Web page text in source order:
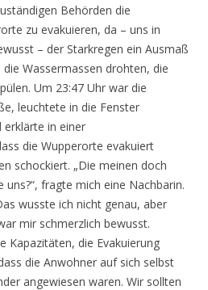
Behörden die
zu evakuieren, da – uns in
– der Starkregen ein Ausmaß
Wassermassen drohten, die
Um 23:47 Uhr war die
leuchtete in die Fenster
erklärte in einer
die Wupperorte evakuiert
schockiert. „Die meinen doch
fragte mich eine Nachbarin.
wusste ich nicht genau, aber
mir schmerzlich bewusst.
Kapazitäten, die Evakuierung
die Anwohner auf sich selbst
angewiesen waren. Wir sollten